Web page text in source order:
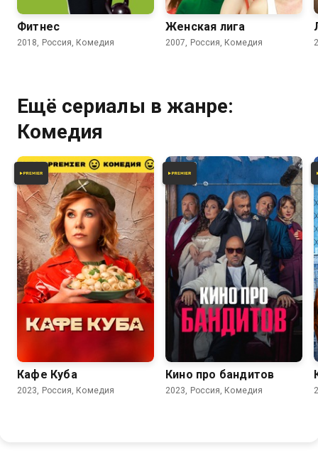
Фитнес
2018, Россия, Комедия
Женская лига
2007, Россия, Комедия
Ещё сериалы в жанре:
Комедия
Кафе Куба
2023, Россия, Комедия
Кино про бандитов
2023, Россия, Комедия